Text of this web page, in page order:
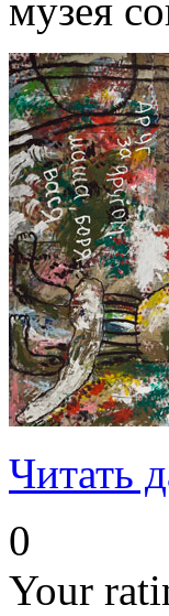
музея
Читать
0
Your